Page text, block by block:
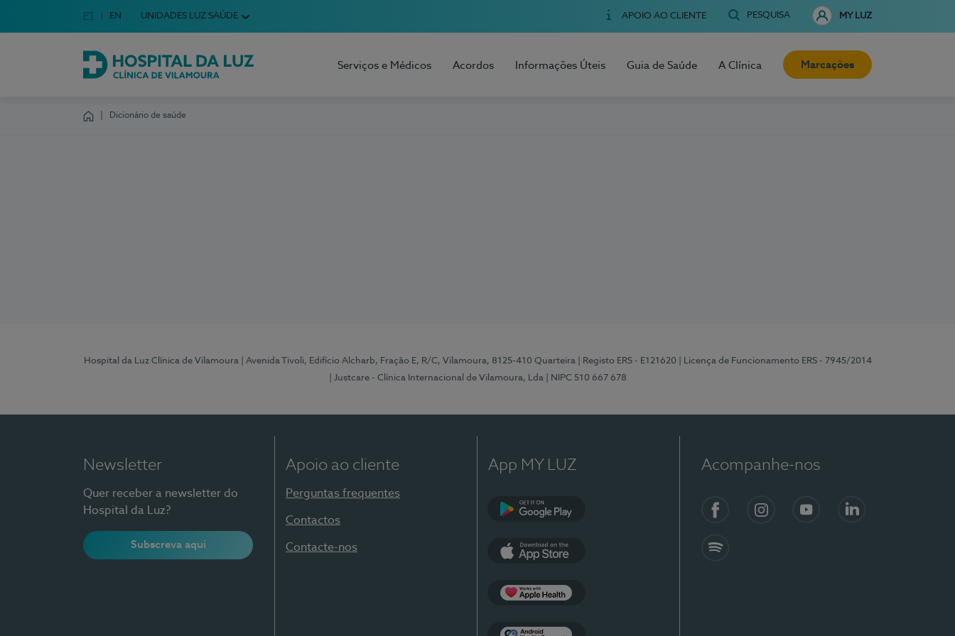
Escolha o seu idioma
Idioma em Português
PT English Language
EN UNIDADES LUZ SAÚDE APOIO AO CLIENTE PESQUISA MY LUZ
Hospital da Luz Clínica de Vilamoura
Serviços e Médicos Acordos Informações Úteis Guia de Saúde A Clínica Marcações
Dicionário de saúde
Hospital da Luz Clínica de Vilamoura | Avenida Tivoli, Edifício Alcharb, Fração E, R/C, Vilamoura, 8125-410 Quarteira | Registo ERS - E121620
| Licença de Funcionamento ERS - 7945/2014
| Justcare - Clínica Internacional de Vilamoura, Lda
| NIPC 510 667 678
Newsletter
Quer receber a newsletter do
Hospital da Luz?
Subscreva aqui
Apoio ao cliente
Perguntas frequentes
Contactos
Contacte-nos
App MY LUZ Acompanhe-nos